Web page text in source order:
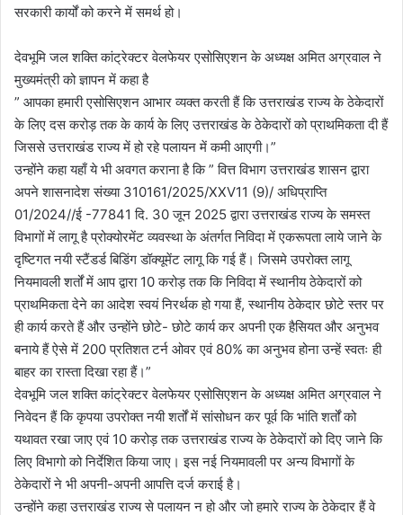
सरकारी कार्यों को करने में समर्थ हो।
देवभूमि जल शक्ति कांट्रेक्टर वेलफेयर एसोसिएशन के अध्यक्ष अमित अग्रवाल ने
मुख्यमंत्री को ज्ञापन में कहा है
” आपका हमारी एसोसिएशन आभार व्यक्त करती हैं कि उत्तराखंड राज्य के ठेकेदारों
के लिए दस करोड़ तक के कार्य के लिए उत्तराखंड के ठेकेदारों को प्राथमिकता दी हैं
जिससे उत्तराखंड राज्य में हो रहे पलायन में कमी आएगी।”
उन्होंने कहा यहाँ ये भी अवगत कराना है कि ” वित्त विभाग उत्तराखंड शासन ‌द्वारा
अपने शासनादेश संख्या 310161/2025/XXV11 (9)/ अधिप्राप्ति
01/2024//ई -77841 दि. 30 जून 2025 द्वारा उत्तराखंड राज्य के समस्त
विभागों में लागू है प्रोक्योरमेंट व्यवस्था के अंतर्गत निविदा में एकरूपता लाये जाने के
दृष्टिगत नयी स्टैंडर्ड बिडिंग डॉक्यूमेंट लागू कि गई हैं। जिसमे उपरोक्त लागू
नियमावली शर्तों में आप द्वारा 10 करोड़ तक कि निविदा में स्थानीय ठेकेदारों को
प्राथमिकता देने का आदेश स्वयं निरर्थक हो गया हैं, स्थानीय ठेकेदार छोटे स्तर पर
ही कार्य करते हैं और उन्होंने छोटे- छोटे कार्य कर अपनी एक हैसियत और अनुभव
बनाये हैं ऐसे में 200 प्रतिशत टर्न ओवर एवं 80% का अनुभव होना उन्हें स्वतः ही
बाहर का रास्ता दिखा रहा हैं।”
देवभूमि जल शक्ति कांट्रेक्टर वेलफेयर एसोसिएशन के अध्यक्ष अमित अग्रवाल ने
निवेदन हैं कि कृपया उपरोक्त नयी शर्तों में सांसोधन कर पूर्व कि भांति शर्तों को
यथावत रखा जाए एवं 10 करोड़ तक उत्तराखंड राज्य के ठेकेदारों को दिए जाने कि
लिए विभागो को निर्देशित किया जाए। इस नई नियमावली पर अन्य विभागों के
ठेकेदारों ने भी अपनी-अपनी आपत्ति दर्ज कराई है।
उन्होंने कहा उत्तराखंड राज्य से पलायन न हो और जो हमारे राज्य के ठेकेदार हैं वे